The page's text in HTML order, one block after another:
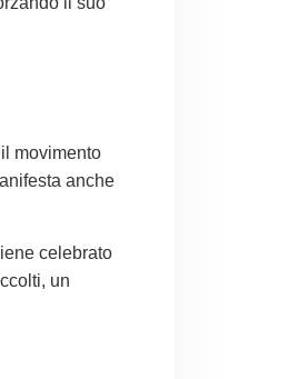
movimento
anche
celebrato
un